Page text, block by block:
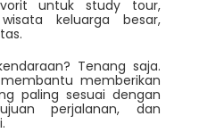
untuk study tour,
keluarga besar,
Tenang saja.
memberikan
paling sesuai dengan
perjalanan, dan